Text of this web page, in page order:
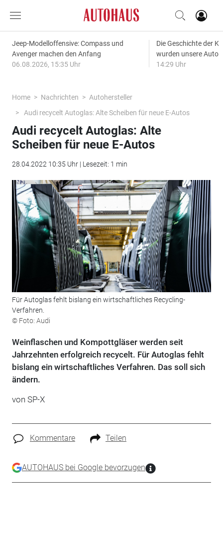
Jeep-Modelloffensive: Compass und
Avenger machen den Anfang
06.08.2026, 15:35 Uhr
Die Geschichte der
wurden unsere
14:29 Uhr
Home Nachrichten
Autohersteller
Audi recycelt Autoglas: Alte Scheiben für neue E-Autos
Audi recycelt Autoglas: Alte
Scheiben für neue E-Autos
28.04.2022 10:35 Uhr | Lesezeit: 1 min
Für Autoglas fehlt bislang ein wirtschaftliches Recycling-
Verfahren.
© Foto: Audi
Weinflaschen und Kompottgläser werden seit
Jahrzehnten erfolgreich recycelt. Für Autoglas fehlt
bislang ein wirtschaftliches Verfahren. Das soll sich
ändern.
von SP-X
Kommentare Teilen
AUTOHAUS bei Google bevorzugen